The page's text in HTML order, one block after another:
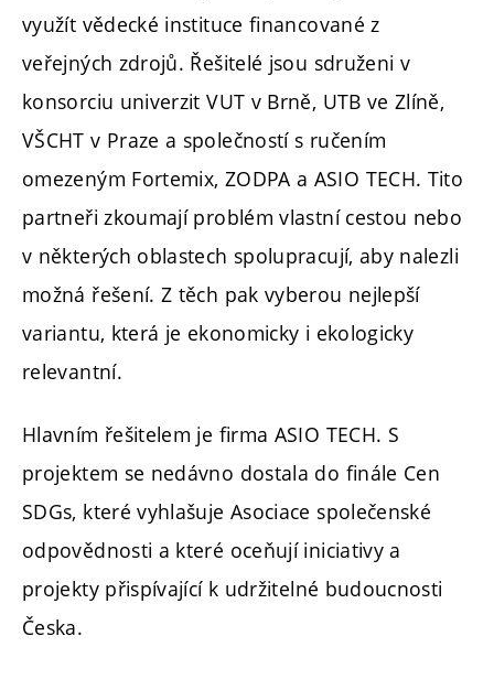
využít vědecké instituce financované z
veřejných zdrojů. Řešitelé jsou sdruženi v
konsorciu univerzit VUT v Brně, UTB ve Zlíně,
VŠCHT v Praze a společností s ručením
omezeným Fortemix, ZODPA a ASIO TECH. Tito
partneři zkoumají problém vlastní cestou nebo
v některých oblastech spolupracují, aby nalezli
možná řešení. Z těch pak vyberou nejlepší
variantu, která je ekonomicky i ekologicky
relevantní.
Hlavním řešitelem je firma ASIO TECH. S
projektem se nedávno dostala do finále Cen
SDGs, které vyhlašuje Asociace společenské
odpovědnosti a které oceňují iniciativy a
projekty přispívající k udržitelné budoucnosti
Česka.